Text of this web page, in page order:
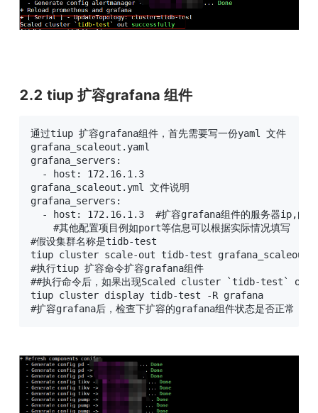
2.2 tiup 扩容grafana 组件
通过tiup 扩容grafana组件，首先需要写一份yaml 文件
grafana_scaleout.yaml
grafana_servers:
  - host: 172.16.1.3
grafana_scaleout.yml 文件说明
grafana_servers:
- host: 172.16.1.3  #扩容grafana组件的服务器ip,由
#其他配置项目例如port等信息可以根据实际情况填写
#假设集群名称是tidb-test
tiup cluster scale-out tidb-test
#执行tiup 扩容命令扩容grafana组件
##执行命令后，如果出现Scaled cluster `tidb-test` out
tiup cluster display tidb-test -R grafana
#扩容grafana后，检查下扩容的grafana组件状态是否正常